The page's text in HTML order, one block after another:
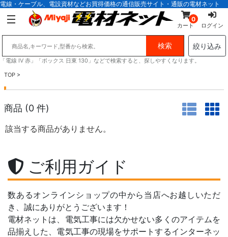
電線・ケーブル、電設資材などお買得価格の通信販売サイト・通販の電材ネット
0
カート ログイン
絞り込み
「電線 IV 赤」「ボックス 日東 130」などで検索すると、探しやすくなります。
TOP >
商品 (0 件)
該当する商品がありません。
ご利用ガイド
数あるオンラインショップの中から当店へお越しいただ
き、誠にありがとうございます！
電材ネットは、電気工事には欠かせない多くのアイテムを
品揃えした、電気工事の現場をサポートするインターネッ